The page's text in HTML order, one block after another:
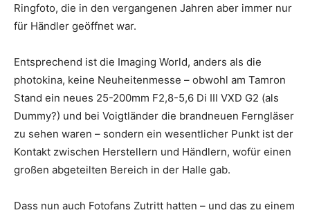
Ringfoto, die in den vergangenen Jahren aber immer nur
für Händler geöffnet war.
Entsprechend ist die Imaging World, anders als die
photokina, keine Neuheitenmesse – obwohl am Tamron
Stand ein neues 25-200mm F2,8-5,6 Di III VXD G2 (als
Dummy?) und bei Voigtländer die brandneuen Ferngläser
zu sehen waren – sondern ein wesentlicher Punkt ist der
Kontakt zwischen Herstellern und Händlern, wofür einen
großen abgeteilten Bereich in der Halle gab.
Dass nun auch Fotofans Zutritt hatten – und das zu einem